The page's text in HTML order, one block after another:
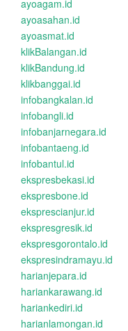
ayoagam.id
ayoasahan.id
ayoasmat.id
klikBalangan.id
klikBandung.id
klikbanggai.id
infobangkalan.id
infobangli.id
infobanjarnegara.id
infobantaeng.id
infobantul.id
ekspresbekasi.id
ekspresbone.id
eksprescianjur.id
ekspresgresik.id
ekspresgorontalo.id
ekspresindramayu.id
harianjepara.id
hariankarawang.id
hariankediri.id
harianlamongan.id